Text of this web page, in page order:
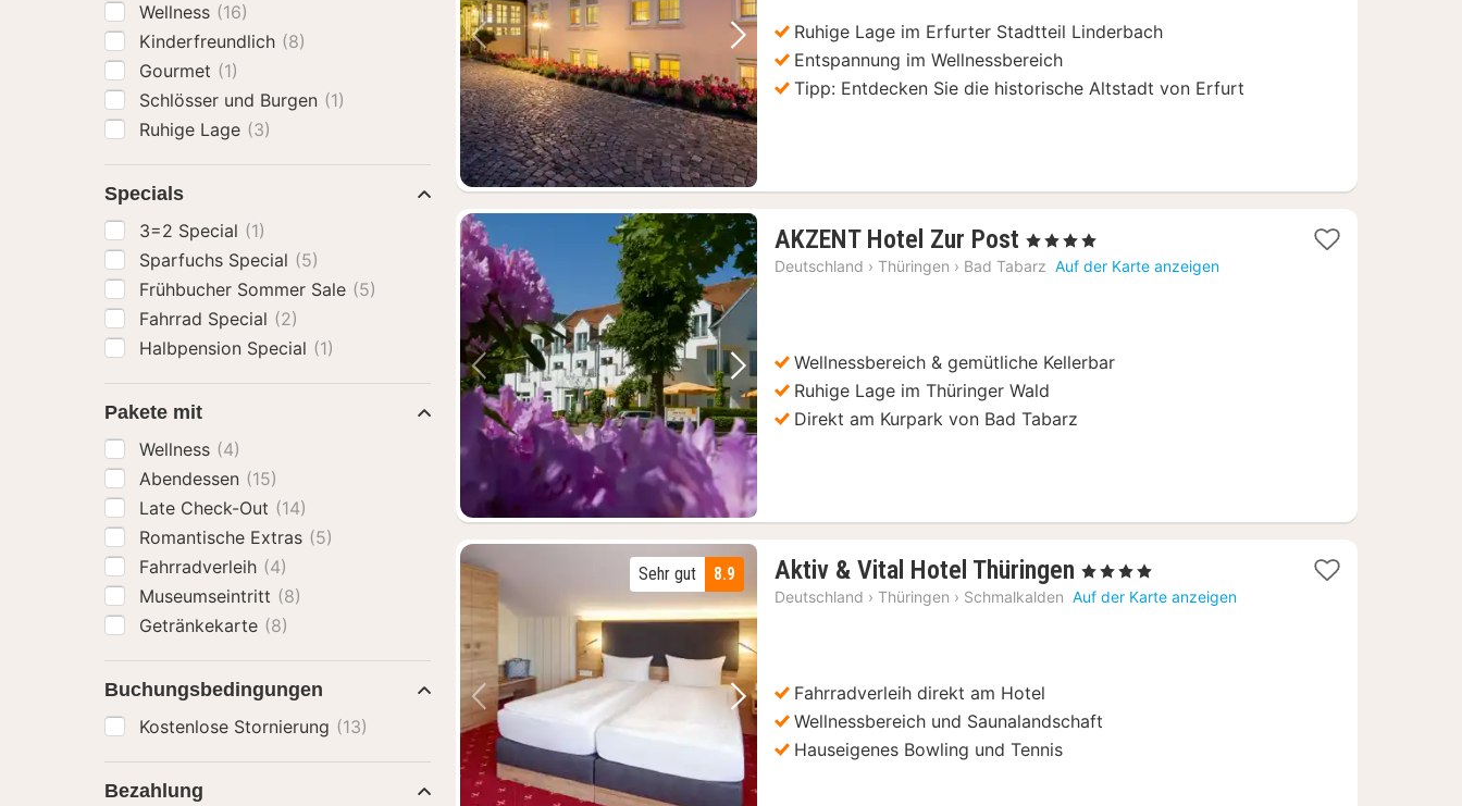
Vorheriges Bild Nächstes Bild
Ruhige Lage im Erfurter Stadtteil Linderbach
Entspannung im Wellnessbereich
Tipp: Entdecken Sie die historische Altstadt von Erfurt
Vorheriges Bild Nächstes Bild
AKZENT Hotel Zur Post 1
Nacht
, 4 Sterne
Deutschland › Thüringen › Bad Tabarz Auf der Karte anzeigen
Wellnessbereich & gemütliche Kellerbar
Ruhige Lage im Thüringer Wald
Direkt am Kurpark von Bad Tabarz
Vorheriges Bild Nächstes Bild
8.9
Sehr gut Aktiv & Vital Hotel Thüringen 2
Nächte
, 4 Sterne
Deutschland › Thüringen › Schmalkalden Auf der Karte anzeigen
Fahrradverleih direkt am Hotel
Wellnessbereich und Saunalandschaft
Hauseigenes Bowling und Tennis
Wellness (16)
Kinderfreundlich (8)
Gourmet (1)
Schlösser und Burgen (1)
Ruhige Lage (3)
Specials
3=2 Special (1)
Sparfuchs Special (5)
Frühbucher Sommer Sale (5)
Fahrrad Special (2)
Halbpension Special (1)
Pakete mit
Wellness (4)
Abendessen (15)
Late Check-Out (14)
Romantische Extras (5)
Fahrradverleih (4)
Museumseintritt (8)
Getränkekarte (8)
Buchungsbedingungen
Kostenlose Stornierung (13)
Bezahlung